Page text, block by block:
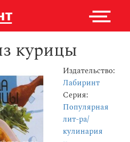
курицы
Издательство:
Лабиринт
Серия:
Популярная
лит-ра/
кулинария